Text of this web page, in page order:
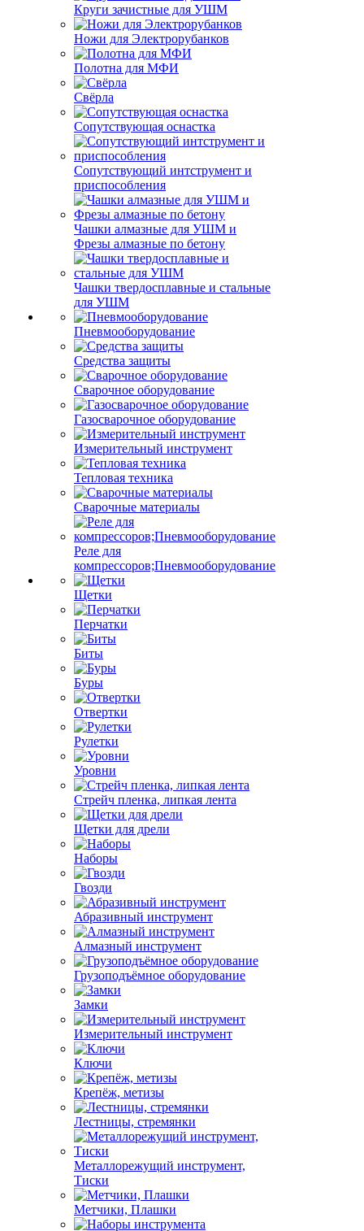
Круги зачистные для УШМ
Ножи для Электрорубанков
Полотна для МФИ
Свёрла
Сопутствующая оснастка
Сопутствующий интструмент и
приспособления
Чашки алмазные для УШМ и
Фрезы алмазные по бетону
Чашки твердосплавные и стальные
для УШМ
Пневмооборудование
Средства защиты
Сварочное оборудование
Газосварочное оборудование
Измерительный инструмент
Тепловая техника
Сварочные материалы
Реле для
компрессоров;Пневмооборудование
Щетки
Перчатки
Биты
Буры
Отвертки
Рулетки
Уровни
Стрейч пленка, липкая лента
Щетки для дрели
Наборы
Гвозди
Абразивный инструмент
Алмазный инструмент
Грузоподъёмное оборудование
Замки
Измерительный инструмент
Ключи
Крепёж, метизы
Лестницы, стремянки
Металлорежущий инструмент,
Тиски
Метчики, Плашки